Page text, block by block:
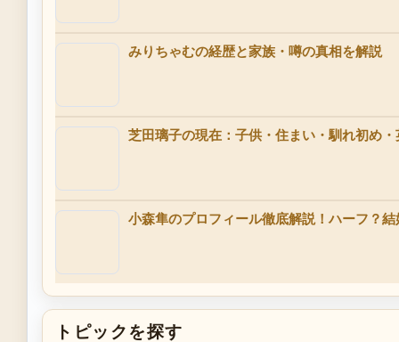
みりちゃむの経歴と家族・噂の真相を解説
芝田璃子の現在：子供・住まい・馴れ初め
小森隼のプロフィール徹底解説！ハーフ？
トピックを探す